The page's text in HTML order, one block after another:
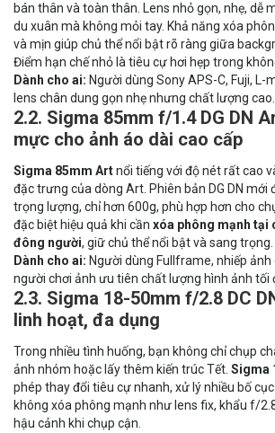
bán thân và toàn thân. Lens nhỏ gọn, nhẹ, dễ
du xuân mà không mỏi tay. Khả năng xóa
và mịn giúp chủ thể nổi bật rõ ràng giữa
Điểm hạn chế nhỏ là tiêu cự hơi hẹp trong
Dành cho ai: Người dùng Sony APS-C, Fuji,
lens chân dung gọn nhẹ nhưng chất lượng cao.
2.2. Sigma 85mm f/1.4 DG DN
mực cho ảnh áo dài cao cấp
Sigma 85mm Artnổi tiếng với độ nét rất cao
đặc trưng của dòng Art. Phiên bản DG DN mới
trọng lượng, chỉ hơn 600g, phù hợp hơn cho
đặc biệt hiệu quả khi cần xóa phông mạnh tại
đông người, giữ chủ thể nổi bật và sang trọng.
Dành cho ai: Người dùng Fullframe, nhiếp
người chơi ảnh ưu tiên chất lượng hình ảnh tối
2.3. Sigma 18-50mm f/2.8 DC
linh hoạt, đa dụng
Trong nhiều tình huống, bạn không chỉ chụp
ảnh nhóm hoặc lấy thêm kiến trúc Tết. Sigma
phép thay đổi tiêu cự nhanh, xử lý nhiều bố
không xóa phông mạnh như lens fix, khẩu f/
hậu cảnh khi chụp cận.